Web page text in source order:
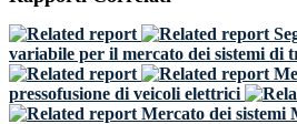
variabile per il mercato dei sistemi di
pressofusione di veicoli elettrici
Mercato dei sistemi